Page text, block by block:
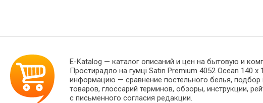
E-Katalog — каталог описаний и цен на бытовую и
Простирадло на гумці Satin Premium 4052 Ocean 140
информацию — сравнение постельного белья,
товаров, глоссарий терминов, обзоры, инструкции,
с письменного согласия редакции.